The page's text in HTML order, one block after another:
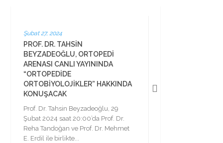
Şubat 27, 2024
PROF. DR. TAHSIN
BEYZADEOĞLU, ORTOPEDI
ARENASI CANLI YAYININDA
“ORTOPEDIDE
ORTOBIYOLOJIKLER” HAKKINDA
KONUŞACAK
Prof. Dr. Tahsin Beyzadeoğlu, 29
Şubat 2024 saat 20:00’da Prof. Dr.
Reha Tandoğan ve Prof. Dr. Mehmet
E. Erdil ile birlikte...